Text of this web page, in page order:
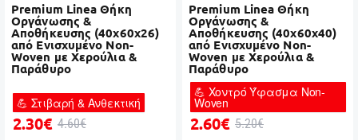
Premium Linea Θήκη
Οργάνωσης &
Αποθήκευσης (40x60x26)
από Ενισχυμένο Non-
Woven με Χερούλια &
Παράθυρο
💪 Στιβαρή & Ανθεκτική
2.30€ 4.60€
Premium Linea Θήκη
Οργάνωσης &
Αποθήκευσης (40x60x40)
από Ενισχυμένο Non-
Woven με Χερούλια &
Παράθυρο
💪 Χοντρό Ύφασμα Non-
Woven
2.60€ 5.20€